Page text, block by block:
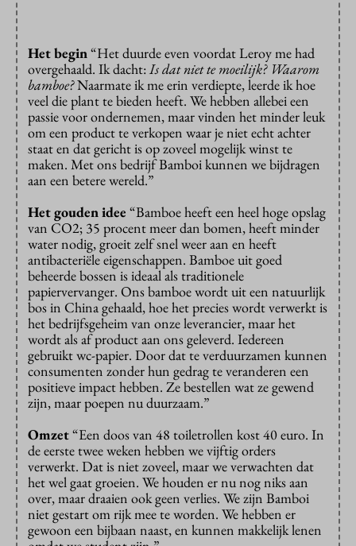
Het begin“Het duurde even voordat Leroy me had
overgehaald. Ik dacht:Is dat niet te moeilijk? Waarom
bamboe?Naarmate ik me erin verdiepte, leerde ik hoe
veel die plant te bieden heeft. We hebben allebei een
passie voor ondernemen, maar vinden het minder leuk
om een product te verkopen waar je niet echt achter
staat en dat gericht is op zoveel mogelijk winst te
maken. Met ons bedrijf Bamboi kunnen we bijdragen
aan een betere wereld.”
Het gouden idee “Bamboe heeft een heel hoge opslag
van CO2; 35 procent meer dan bomen, heeft minder
water nodig, groeit zelf snel weer aan en heeft
antibacteriële eigenschappen. Bamboe uit goed
beheerde bossen is ideaal als traditionele
papiervervanger. Ons bamboe wordt uit een natuurlijk
bos in China gehaald, hoe het precies wordt verwerkt is
het bedrijfsgeheim van onze leverancier, maar het
wordt als af product aan ons geleverd. Iedereen
gebruikt wc-papier. Door dat te verduurzamen kunnen
consumenten zonder hun gedrag te veranderen een
positieve impact hebben. Ze bestellen wat ze gewend
zijn, maar poepen nu duurzaam.”
Omzet“Een doos van 48 toiletrollen kost 40 euro. In
de eerste twee weken hebben we vijftig orders
verwerkt. Dat is niet zoveel, maar we verwachten dat
het wel gaat groeien. We houden er nu nog niks aan
over, maar draaien ook geen verlies. We zijn Bamboi
niet gestart om rijk mee te worden. We hebben er
gewoon een bijbaan naast, en kunnen makkelijk lenen